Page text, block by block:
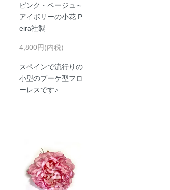
ピンク・ベージュ～
アイボリーの小花 P
eira社製
4,800円(内税)
スペインで流行りの
小型のブーケ型フロ
ーレスです♪